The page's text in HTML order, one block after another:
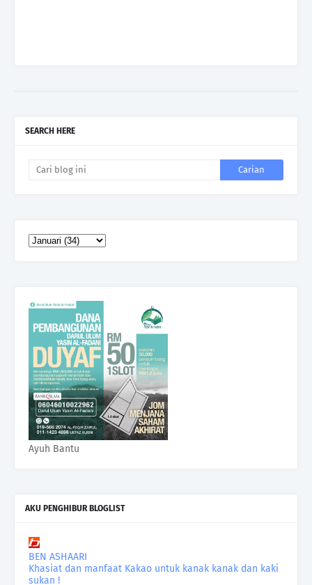
SEARCH HERE
Ayuh Bantu
AKU PENGHIBUR BLOGLIST
BEN ASHAARI
Khasiat dan manfaat Kakao untuk kanak kanak dan kaki
sukan !